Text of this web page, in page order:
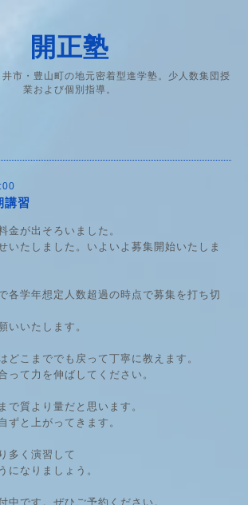
開正塾
市・豊山町の地元密着型進学塾。少人数集団授
業および個別指導。
習
金が出そろいました。
いたしました。いよいよ募集開始いたしま
各学年想定人数超過の時点で募集を打ち切
いいたします。
どこまででも戻って丁寧に教えます。
って力を伸ばしてください。
で質より量だと思います。
ずと上がってきます。
多く演習して
になりましょう。
中です。ぜひご予約ください。